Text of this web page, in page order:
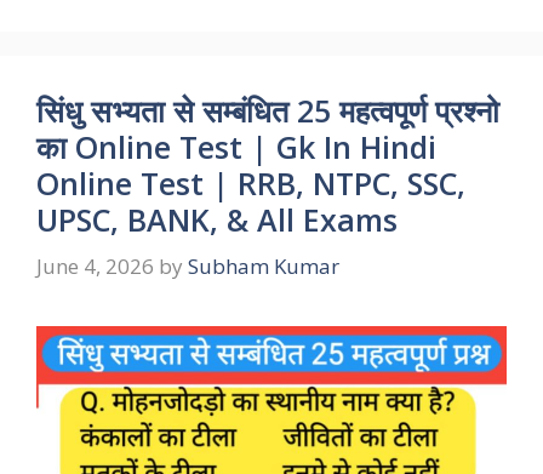
सिंधु सभ्यता से सम्बंधित 25 महत्वपूर्ण प्रश्नो
का Online Test | Gk In Hindi
Online Test | RRB, NTPC, SSC,
UPSC, BANK, & All Exams
June 4, 2026 by Subham Kumar